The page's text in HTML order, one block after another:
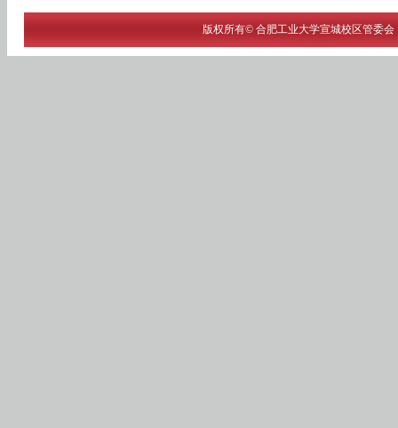
版权所有© 合肥工业大学宣城校区管委